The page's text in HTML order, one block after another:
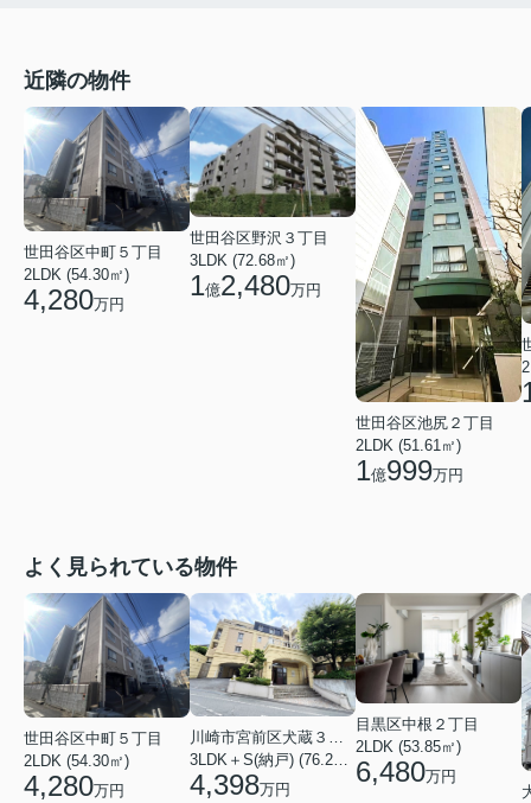
近隣の物件
世田谷区中町５丁目
2LDK (54.30㎡)
4,280万円
世田谷区野沢３丁目
3LDK (72.68㎡)
1億2,480万円
世田谷区池尻２丁目
2LDK (51.61㎡)
1億999万円
よく見られている物件
世田谷区中町５丁目
2LDK (54.30㎡)
4,280万円
川崎市宮前区犬蔵３丁目
3LDK＋S(納戸) (76.20㎡)
4,398万円
目黒区中根２丁目
2LDK (53.85㎡)
6,480万円